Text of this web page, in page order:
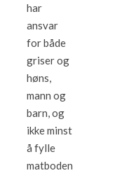
har
ansvar
for både
griser og
høns,
mann og
barn, og
ikke minst
å fylle
matboden